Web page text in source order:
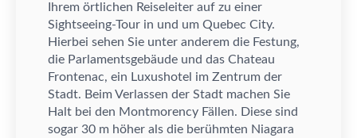
Ihrem örtlichen Reiseleiter auf zu einer
Sightseeing-Tour in und um Quebec City.
Hierbei sehen Sie unter anderem die Festung,
die Parlamentsgebäude und das Chateau
Frontenac, ein Luxushotel im Zentrum der
Stadt. Beim Verlassen der Stadt machen Sie
Halt bei den Montmorency Fä llen. Diese sind
sogar 30 m höher als die berühmten Niagara